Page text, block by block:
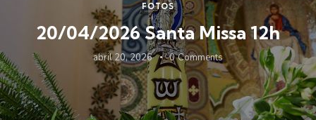
FOTOS
20/04/2026 Santa Missa 12h
abril 20, 2026 0 Comments